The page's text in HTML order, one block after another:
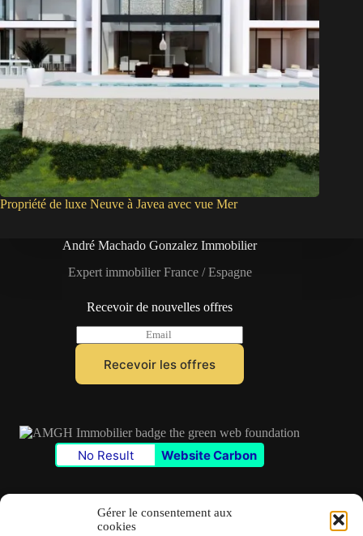
Gérer le consentement aux
cookies
Propriété de luxe Neuve à Javea avec vue Mer
André Machado Gonzalez Immobilier
Expert immobilier France / Espagne
Recevoir de nouvelles offres
m
l
Recevoir les offres
No Result Website Carbon